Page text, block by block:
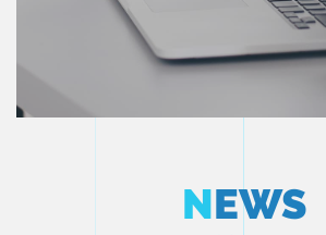
SERVICE
採用情報
NEWS